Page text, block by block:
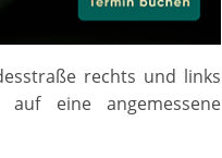
rechts und links
eine angemessene